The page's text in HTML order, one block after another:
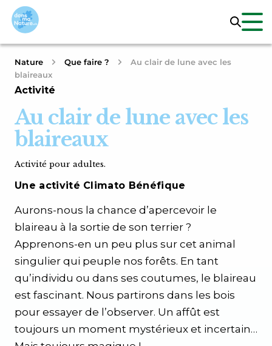
Nature Que faire ?
Au clair de lune avec les
blaireaux
Activité
Au clair de lune avec les
blaireaux
Activité pour adultes.
Une activité Climato Bénéfique
Aurons-nous la chance d’apercevoir le
blaireau à la sortie de son terrier ?
Apprenons-en un peu plus sur cet animal
singulier qui peuple nos forêts. En tant
qu’individu ou dans ses coutumes, le blaireau
est fascinant. Nous partirons dans les bois
pour essayer de l’observer. Un affût est
toujours un moment mystérieux et incertain…